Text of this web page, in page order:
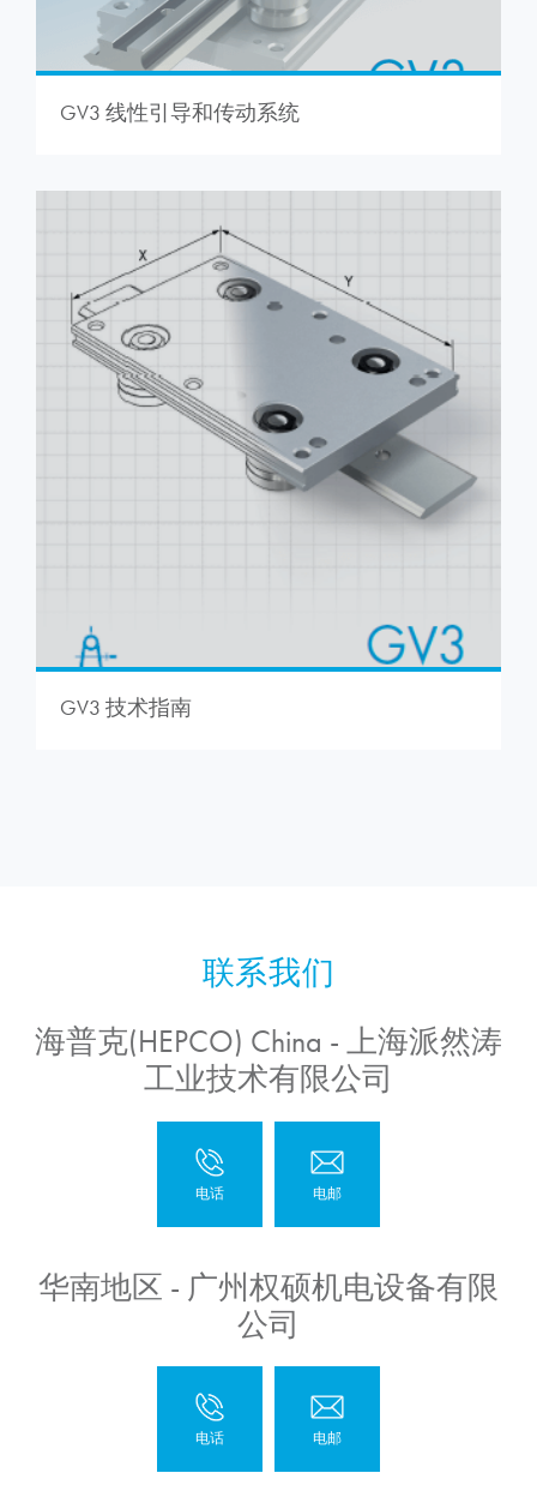
GV3 线性引导和传动系统
GV3 技术指南
海普克(HEPCO) China - 上海派然涛
工业技术有限公司
华南地区 - 广州权硕机电设备有限
公司